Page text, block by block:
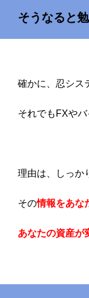
そうなると
確かに、忍シス
それでもFXやバ
理由は、しっか
その情報をあな
あなたの資産が